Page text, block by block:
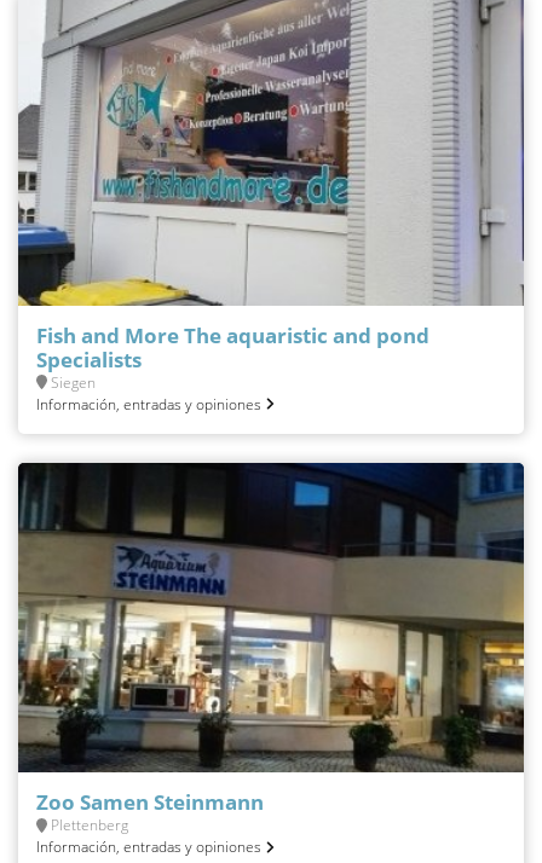
Fish and More The aquaristic and pond
Specialists
Siegen
Información, entradas y opiniones
Zoo Samen Steinmann
Plettenberg
Información, entradas y opiniones